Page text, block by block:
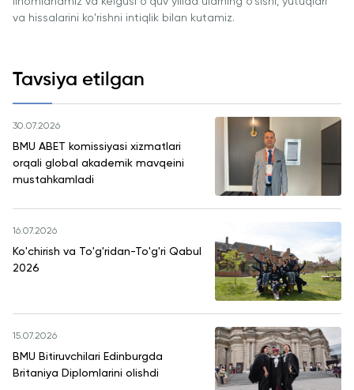
va hissalarini ko'rishni intiqlik bilan kutamiz.
Tavsiya etilgan
30.07.2026
BMU ABET komissiyasi xizmatlari
orqali global akademik mavqeini
mustahkamladi
16.07.2026
Ko'chirish va To'g'ridan-To'g'ri Qabul
2026
15.07.2026
BMU Bitiruvchilari Edinburgda
Britaniya Diplomlarini olishdi